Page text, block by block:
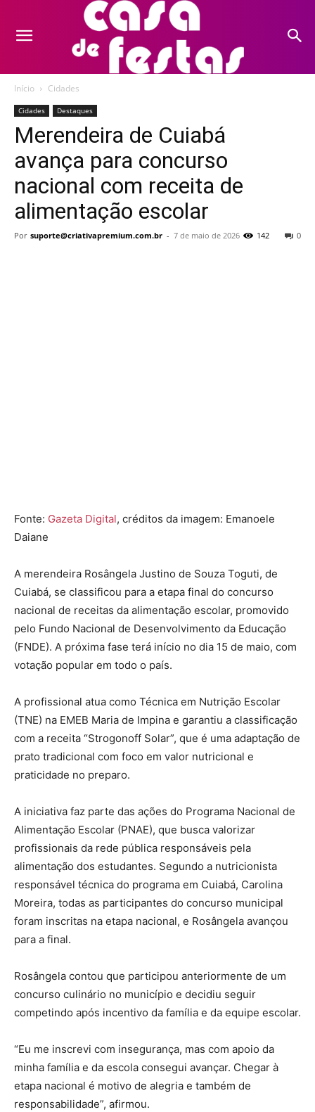
Início Cidades
Cidades Destaques
Merendeira de Cuiabá
avança para concurso
nacional com receita de
alimentação escolar
Por suporte@criativapremium.com.br - 7 de maio de 2026 0
142
Fonte: Gazeta Digital, créditos da imagem: Emanoele
Daiane
A merendeira Rosângela Justino de Souza Toguti, de
Cuiabá, se classificou para a etapa final do concurso
nacional de receitas da alimentação escolar, promovido
pelo Fundo Nacional de Desenvolvimento da Educação
(FNDE). A próxima fase terá início no dia 15 de maio, com
votação popular em todo o país.
A profissional atua como Técnica em Nutrição Escolar
(TNE) na EMEB Maria de Impina e garantiu a classificação
com a receita “Strogonoff Solar”, que é uma adaptação de
prato tradicional com foco em valor nutricional e
praticidade no preparo.
A iniciativa faz parte das ações do Programa Nacional de
Alimentação Escolar (PNAE), que busca valorizar
profissionais da rede pública responsáveis pela
alimentação dos estudantes. Segundo a nutricionista
responsável técnica do programa em Cuiabá, Carolina
Moreira, todas as participantes do concurso municipal
foram inscritas na etapa nacional, e Rosângela avançou
para a final.
Rosângela contou que participou anteriormente de um
concurso culinário no município e decidiu seguir
competindo após incentivo da família e da equipe escolar.
“Eu me inscrevi com insegurança, mas com apoio da
minha família e da escola consegui avançar. Chegar à
etapa nacional é motivo de alegria e também de
responsabilidade”, afirmou.